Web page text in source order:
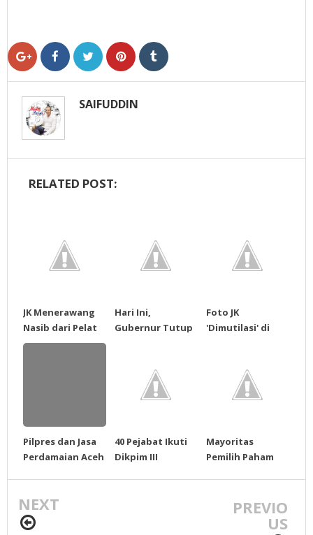
SAIFUDDIN
RELATED POST:
JK Menerawang
Nasib dari Pelat
Nomor Mobil
Hari Ini,
Gubernur Tutup
Foto JK
'Dimutilasi' di
Pilpres dan Jasa
Perdamaian Aceh
40 Pejabat Ikuti
Dikpim III
Mayoritas
Pemilih Paham
NEXT PREVIO
US